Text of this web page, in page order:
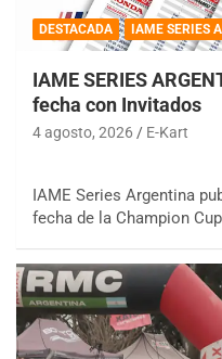
DESTACADA IAME SERIES
IAME SERIES
fecha con Invitados
4 agosto, 2026 E-Kart
IAME Series Argentina
fecha de la Champion